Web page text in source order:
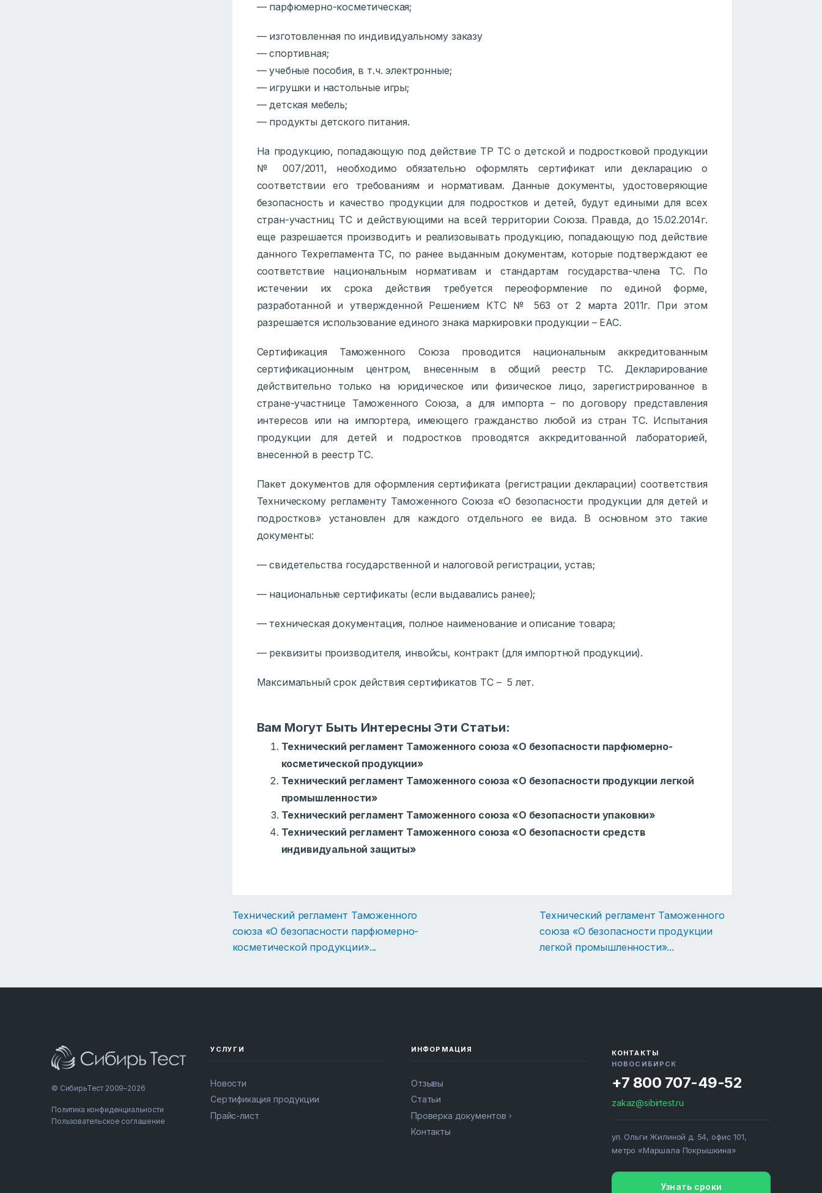
— парфюмерно-косметическая;
— изготовленная по индивидуальному заказу
— спортивная;
— учебные пособия, в т.ч. электронные;
— игрушки и настольные игры;
— детская мебель;
— продукты детского питания.
На продукцию, попадающую под действие ТР ТС о детской и подростковой продукции
№ 007/2011, необходимо обязательно оформлять сертификат или декларацию о
соответствии его требованиям и нормативам. Данные документы, удостоверяющие
безопасность и качество продукции для подростков и детей, будут едиными для всех
стран-участниц ТС и действующими на всей территории Союза. Правда, до 15.02.2014г.
еще разрешается производить и реализовывать продукцию, попадающую под действие
данного Техрегламента ТС, по ранее выданным документам, которые подтверждают ее
соответствие национальным нормативам и стандартам государства-члена ТС. По
истечении их срока действия требуется переоформление по единой форме,
разработанной и утвержденной Решением КТС № 563 от 2 марта 2011г. При этом
разрешается использование единого знака маркировки продукции – ЕАС.
Сертификация Таможенного Союза проводится национальным аккредитованным
сертификационным центром, внесенным в общий реестр ТС. Декларирование
действительно только на юридическое или физическое лицо, зарегистрированное в
стране-участнице Таможенного Союза, а для импорта – по договору представления
интересов или на импортера, имеющего гражданство любой из стран ТС. Испытания
продукции для детей и подростков проводятся аккредитованной лабораторией,
внесенной в реестр ТС.
Пакет документов для оформления сертификата (регистрации декларации) соответствия
Техническому регламенту Таможенного Союза «О безопасности продукции для детей и
подростков» установлен для каждого отдельного ее вида. В основном это такие
документы:
— свидетельства государственной и налоговой регистрации, устав;
— национальные сертификаты (если выдавались ранее);
— техническая документация, полное наименование и описание товара;
— реквизиты производителя, инвойсы, контракт (для импортной продукции).
Максимальный срок действия сертификатов ТС – 5 лет.
Вам Могут Быть Интересны Эти Статьи:
Технический регламент Таможенного союза «О безопасности парфюмерно-
косметической продукции»
Технический регламент Таможенного союза «О безопасности продукции легкой
промышленности»
Технический регламент Таможенного союза «О безопасности упаковки»
Технический регламент Таможенного союза «О безопасности средств
индивидуальной защиты»
Технический регламент Таможенного
союза «О безопасности парфюмерно-
косметической продукции»...
Технический регламент Таможенного
союза «О безопасности продукции
легкой промышленности»...
© СибирьТест 2009–2026
Политика конфиденциальности
Пользовательское соглашение
УСЛУГИ
Новости
Сертификация продукции
Прайс-лист
ИНФОРМАЦИЯ
Отзывы
Статьи
Проверка документов
Контакты
КОНТАКТЫ
НОВОСИБИРСК
+7 800 707-49-52
zakaz@sibirtest.ru
ул. Ольги Жилиной д. 54, офис 101,
метро «Маршала Покрышкина»
Узнать сроки